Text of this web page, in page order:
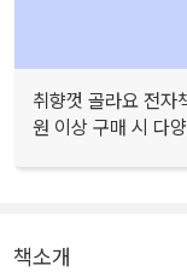
취향껏 골라요 전자
원 이상 구매 시 다
책소개